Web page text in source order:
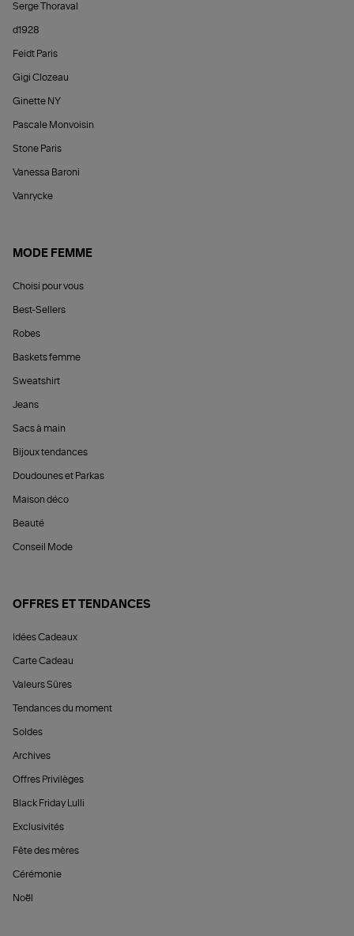
Serge Thoraval
d1928
Feidt Paris
Gigi Clozeau
Ginette NY
Pascale Monvoisin
Stone Paris
Vanessa Baroni
Vanrycke
MODE FEMME
Choisi pour vous
Best-Sellers
Robes
Baskets femme
Sweatshirt
Jeans
Sacs à main
Bijoux tendances
Doudounes et Parkas
Maison déco
Beauté
Conseil Mode
OFFRES ET TENDANCES
Idées Cadeaux
Carte Cadeau
Valeurs Sûres
Tendances du moment
Soldes
Archives
Offres Privilèges
Black Friday Lulli
Exclusivités
Fête des mères
Cérémonie
Noël